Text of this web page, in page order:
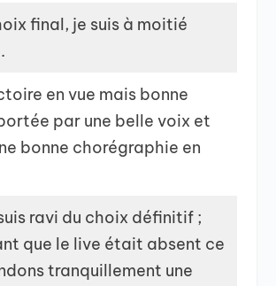
final, je suis à moitié
en vue mais bonne
par une belle voix et
bonne chorégraphie en
ravi du choix définitif ;
que le live était absent ce
tranquillement une